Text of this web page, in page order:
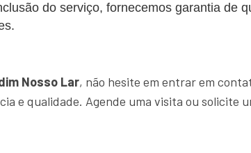
do serviço, fornecemos garantia de
Nosso Lar, não hesite em entrar em
e qualidade. Agende uma visita ou solicite